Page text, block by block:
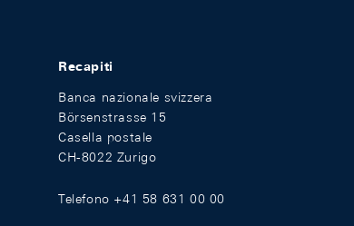
Recapiti
Banca nazionale svizzera
Börsenstrasse 15
Casella postale
CH-8022 Zurigo
Telefono +41 58 631 00 00